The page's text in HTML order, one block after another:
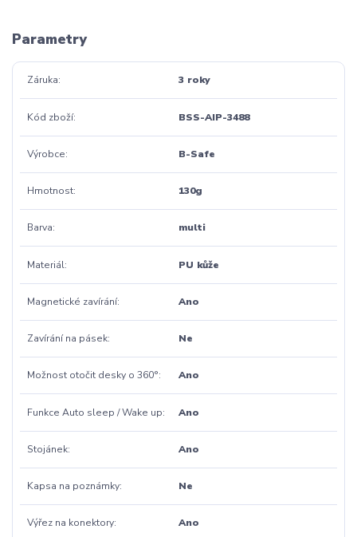
Parametry
Záruka 3 roky
Kód zboží BSS-AIP-3488
Výrobce B-Safe
Hmotnost 130g
Barva multi
Materiál PU kůže
Magnetické zavírání Ano
Zavírání na pásek Ne
Možnost otočit desky o 360° Ano
Funkce Auto sleep / Wake up Ano
Stojánek Ano
Kapsa na poznámky Ne
Výřez na konektory Ano